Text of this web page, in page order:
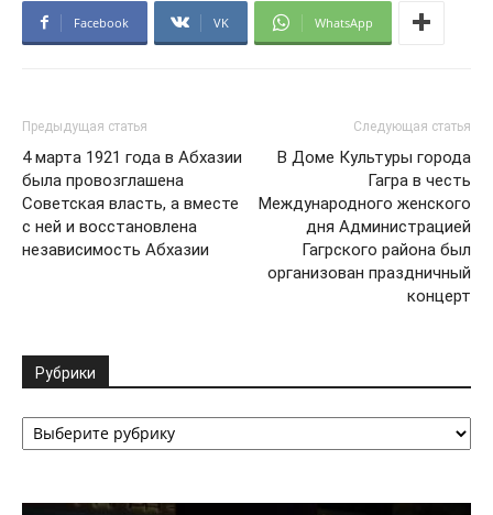
Facebook VK WhatsApp
Предыдущая статья
4 марта 1921 года в Абхазии
была провозглашена
Советская власть, а вместе
с ней и восстановлена
независимость Абхазии
Следующая статья
В Доме Культуры города
Гагра в честь
Международного женского
дня Администрацией
Гагрского района был
организован праздничный
концерт
Рубрики
Рубрики